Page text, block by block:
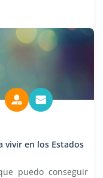
vivir en los Estados
puedo conseguir